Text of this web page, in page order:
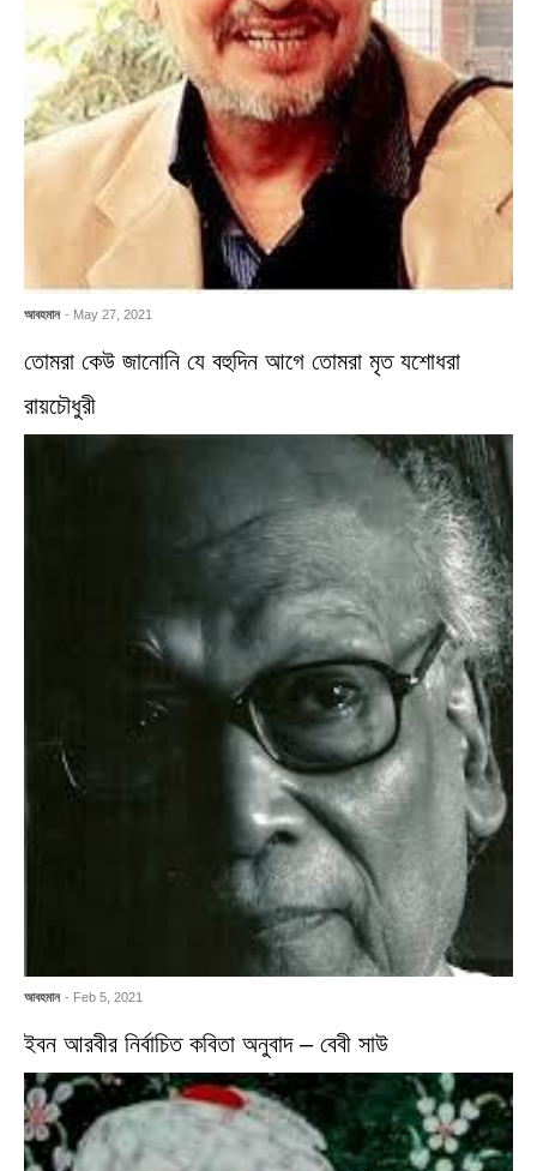
আবহমান - May 27, 2021
তোমরা কেউ জানোনি যে বহুদিন আগে তোমরা মৃত যশোধরা
রায়চৌধুরী
আবহমান - Feb 5, 2021
ইবন আরবীর নির্বাচিত কবিতা অনুবাদ – বেবী সাউ